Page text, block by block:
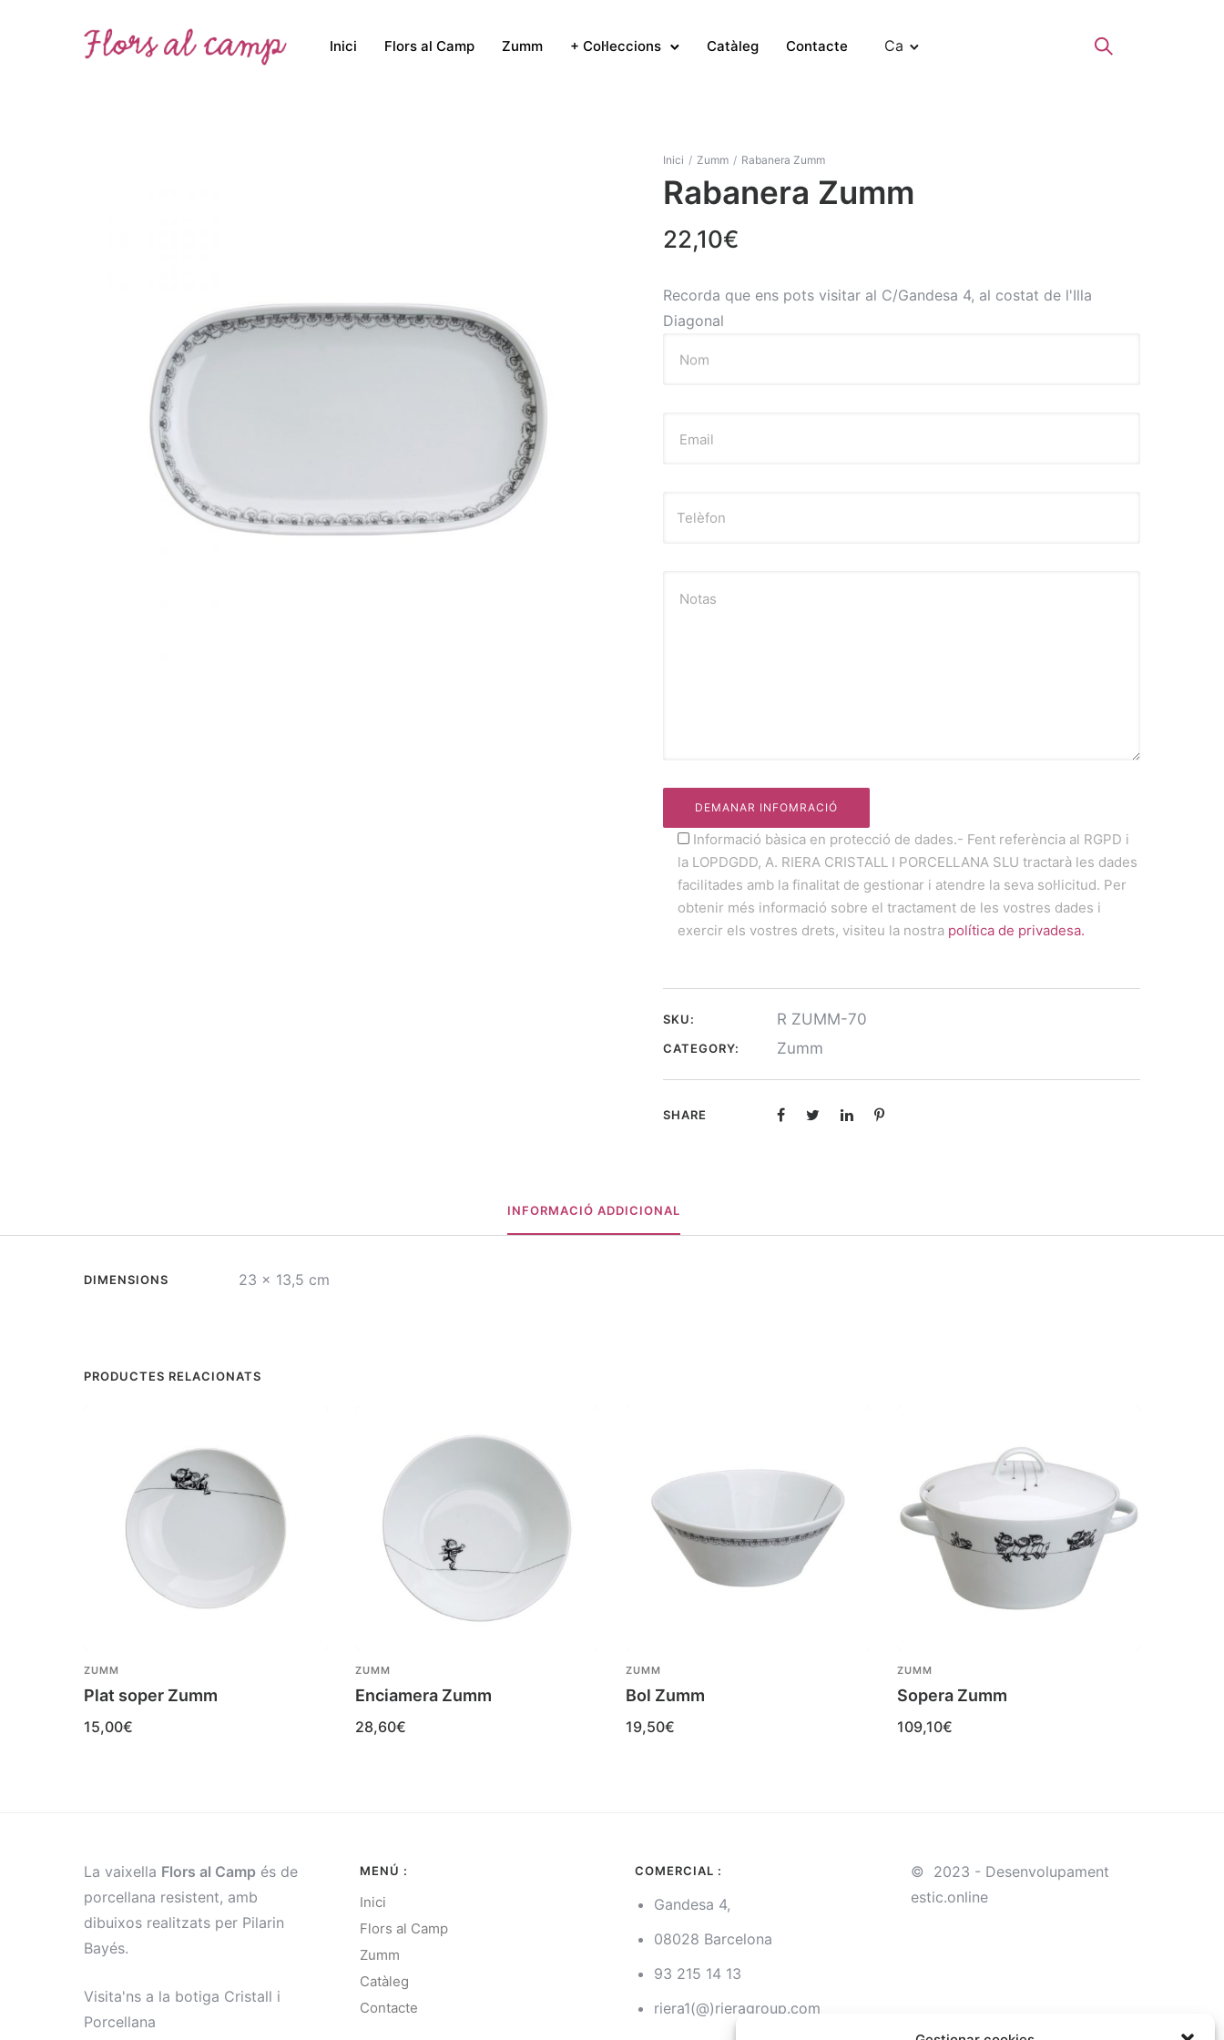
Inici Flors al Camp Zumm + Col·leccions Catàleg Contacte Ca
Inici / Zumm / Rabanera Zumm
Rabanera Zumm
22,10€
Recorda que ens pots visitar al C/Gandesa 4, al costat de l'Illa
Diagonal
Nom
Email
Notas
Informació bàsica en protecció de dades.- Fent referència al RGPD i
la LOPDGDD, A. RIERA CRISTALL I PORCELLANA SLU tractarà les dades
facilitades amb la finalitat de gestionar i atendre la seva sol·licitud. Per
obtenir més informació sobre el tractament de les vostres dades i
exercir els vostres drets, visiteu la nostra política de privadesa.
SKU: R ZUMM-70
CATEGORY: Zumm
SHARE
INFORMACIÓ ADDICIONAL
DIMENSIONS 23 × 13,5 cm
PRODUCTES RELACIONATS
ZUMM
Plat soper Zumm
15,00€
ZUMM
Enciamera Zumm
28,60€
ZUMM
Bol Zumm
19,50€
ZUMM
Sopera Zumm
109,10€
La vaixella Flors al Camp és de
porcellana resistent, amb
dibuixos realitzats per Pilarin
Bayés.
Visita'ns a la botiga Cristall i
Porcellana
MENÚ :
Inici
Flors al Camp
Zumm
Catàleg
Contacte
COMERCIAL :
Gandesa 4,
08028 Barcelona
93 215 14 13
riera1(@)rieragroup.com
© 2023 - Desenvolupament
estic.online